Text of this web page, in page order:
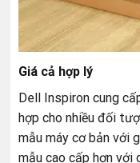
Giá cả hợp lý
Dell Inspiron cung
hợp cho nhiều đối
mẫu máy cơ bản với
mẫu cao cấp hơn